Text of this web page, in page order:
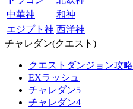
中華神
和神
エジプト神 西洋神
チャレダン(クエスト)
クエストダンジョン攻略
EXラッシュ
チャレダン5
チャレダン4